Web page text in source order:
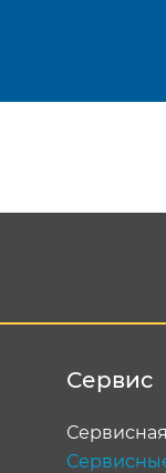
Сервис